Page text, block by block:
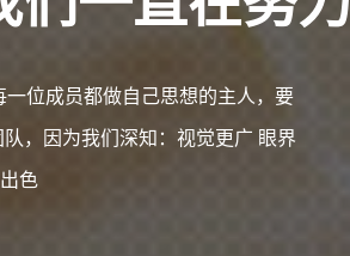
位成员都做自己思想的主人，要
，因为我们深知：视觉更广 眼界
色